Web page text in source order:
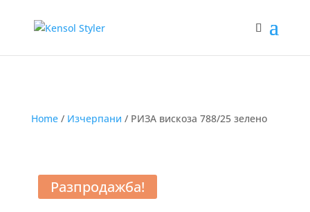
Home/ Изчерпани / РИЗА вискоза 788/25 зелено
Разпродажба!